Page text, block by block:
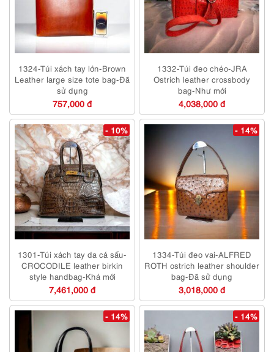
1324-Túi xách tay lớn-Brown
Leather large size tote bag-Đã
sử dụng
757,000 đ
1332-Túi đeo chéo-JRA
Ostrich leather crossbody
bag-Như mới
4,038,000 đ
- 10%
1301-Túi xách tay da cá sấu-
CROCODILE leather birkin
style handbag-Khá mới
7,461,000 đ
- 14%
1334-Túi đeo vai-ALFRED
ROTH ostrich leather shoulder
bag-Đã sử dụng
3,018,000 đ
- 14% - 14%